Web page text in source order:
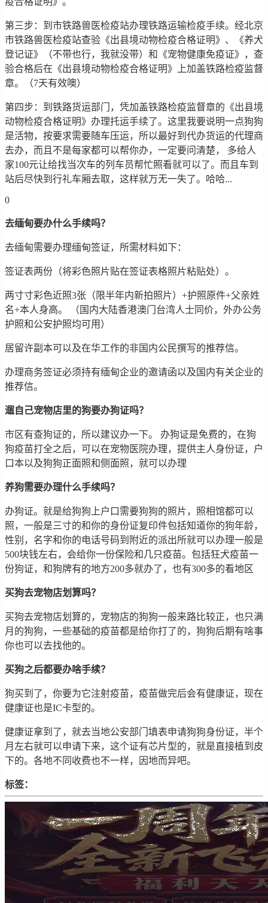
第三步：到市铁路兽医检疫站办理铁路运输检疫手续。经北京
市铁路兽医检疫站查验《出县境动物检疫合格证明》、《养犬
登记证》（不带也行，我就没带）和《宠物健康免疫证》，查
验合格后在《出县境动物检疫合格证明》上加盖铁路检疫监督
章。（7天有效噢）
第四步：到铁路货运部门，凭加盖铁路检疫监督章的《出县境
动物检疫合格证明》办理托运手续了。这里我要说明一点狗狗
是活物，按要求需要随车压运，所以最好到代办货运的代理商
去办，而且不是每家都可以帮你办，一定要问清楚， 多给人
家100元让给找当次车的列车员帮忙照看就可以了。而且车到
站后尽快到行礼车厢去取，这样就万无一失了。哈哈...
0
去缅甸要办什么手续吗？
去缅甸需要办理缅甸签证，所需材料如下：
签证表两份（将彩色照片贴在签证表格照片粘贴处）。
两寸寸彩色近照3张（限半年内新拍照片）+护照原件+父亲姓
名+本人身高。 （国内大陆香港澳门台湾人士同价，外办公务
护照和公安护照均可用）
居留许副本可以及在华工作的非国内公民撰写的推荐信。
办理商务签证必须持有缅甸企业的邀请函以及国内有关企业的
推荐信。
遛自己宠物店里的狗要办狗证吗？
市区有查狗证的，所以建议办一下。 办狗证是免费的，在狗
狗疫苗打全之后，可以在宠物医院办理，提供主人身份证，户
口本以及狗狗正面照和侧面照，就可以办理
养狗需要办理什么手续吗？
办狗证。就是给狗狗上户口需要狗狗的照片，照相馆都可以
照，一般是三寸的和你的身份证复印件包括知道你的狗年龄，
性别，名字和你的电话号码到附近的派出所就可以办理一般是
500块钱左右，会给你一份保险和几只疫苗。包括狂犬疫苗一
份狗证，和狗牌有的地方200多就办了，也有300多的看地区
买狗去宠物店划算吗？
买狗去宠物店划算的，宠物店的狗狗一般来路比较正，也只满
月的狗狗，一些基础的疫苗都是给你打了的，狗狗后期有啥事
你也可以去找他的。
买狗之后都要办啥手续？
狗买到了，你要为它注射疫苗，疫苗做完后会有健康证，现在
健康证也是IC卡型的。
健康证拿到了，就去当地公安部门填表申请狗狗身份证，半个
月左右就可以申请下来，这个证有芯片型的，就是直接植到皮
下的。各地不同收费也不一样，因地而异吧。
标签：